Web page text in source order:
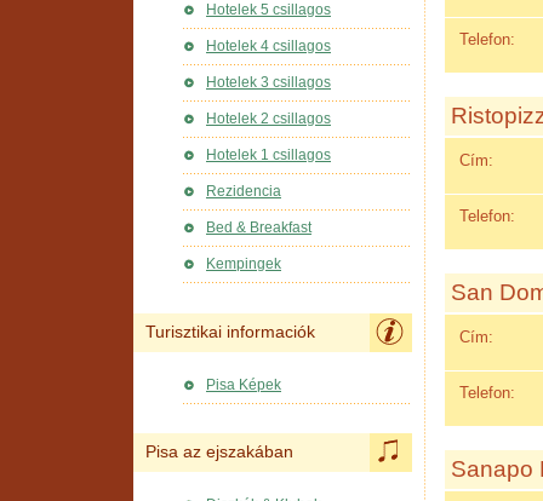
Telefon:
Cím:
Telefon:
San
Cím:
Telefon:
Sanapo
Hotelek 5 csillagos
Hotelek 4 csillagos
Hotelek 3 csillagos
Hotelek 2 csillagos
Hotelek 1 csillagos
Rezidencia
Bed & Breakfast
Kempingek
Turisztikai informaciók
Pisa Képek
Pisa az ejszakában